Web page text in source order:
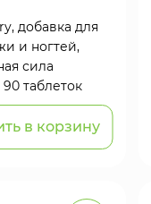
добавка для
и ногтей,
сила
таблеток
в корзину